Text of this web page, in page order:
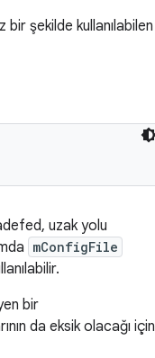
bir şekilde kullanılabilen
uzak yolu
mConfigFile
bir
da eksik olacağı için